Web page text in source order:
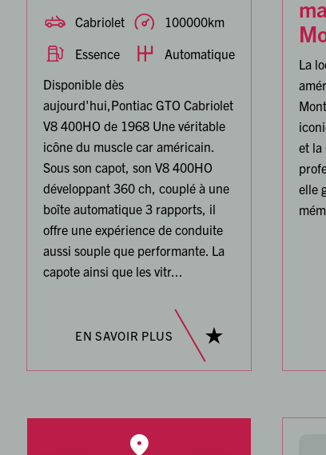
Cabriolet
100000km
Essence
Automatique
Disponible dès
aujourd'hui,Pontiac GTO Cabriolet
V8 400HO de 1968 Une véritable
icône du muscle car américain.
Sous son capot, son V8 400HO
développant 360 ch, couplé à une
boîte automatique 3 rapports, il
offre une expérience de conduite
aussi souple que performante. La
capote ainsi que les vitr...
EN SAVOIR PLUS
La
et la
elle